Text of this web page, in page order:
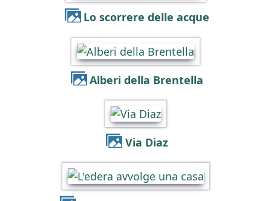
Lo scorrere delle acque
Alberi della Brentella
Via Diaz